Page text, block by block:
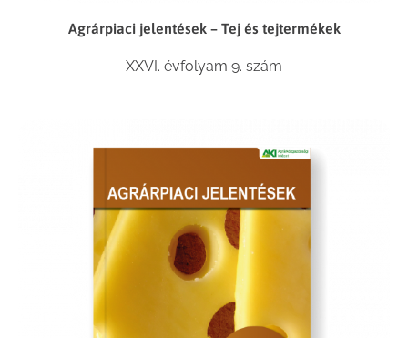
Agrárpiaci jelentések – Tej és tejtermékek
XXVI. évfolyam 9. szám